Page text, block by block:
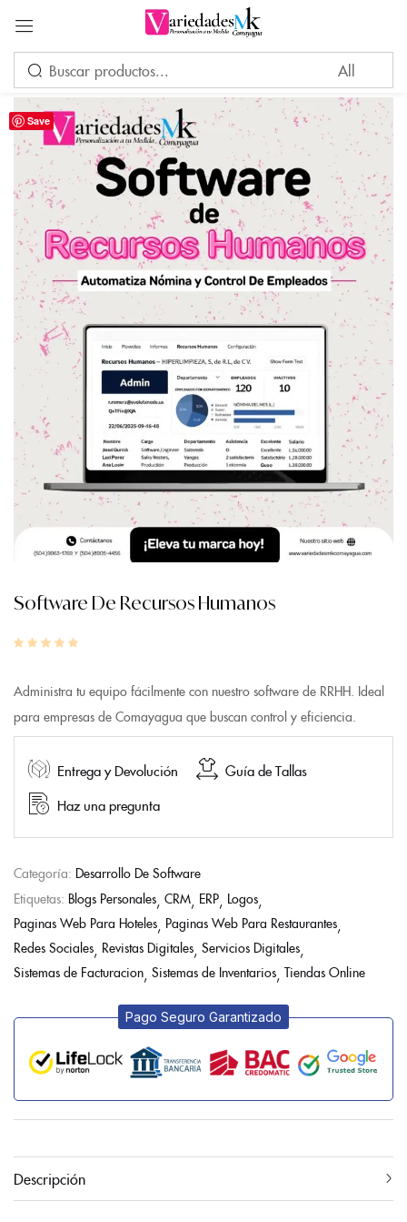
Save
Software De Recursos Humanos
Administra tu equipo fácilmente con nuestro software de RRHH. Ideal
para empresas de Comayagua que buscan control y eficiencia.
Entrega y Devolución
Guía de Tallas
Haz una pregunta
Categoría: Desarrollo De Software
Etiquetas: Blogs Personales CRM ERP Logos
Paginas Web Para Hoteles Paginas Web Para Restaurantes
Redes Sociales Revistas Digitales Servicios Digitales
Sistemas de Facturacion Sistemas de Inventarios Tiendas Online
Pago Seguro Garantizado
Descripción
Acceder
Por favor, introduce una respuesta en dígitos:
2 × dos =
Recuérdame ¿Ha perdido su contraseña?
INICIAR SESIÓN
CREAR UNA CUENTA